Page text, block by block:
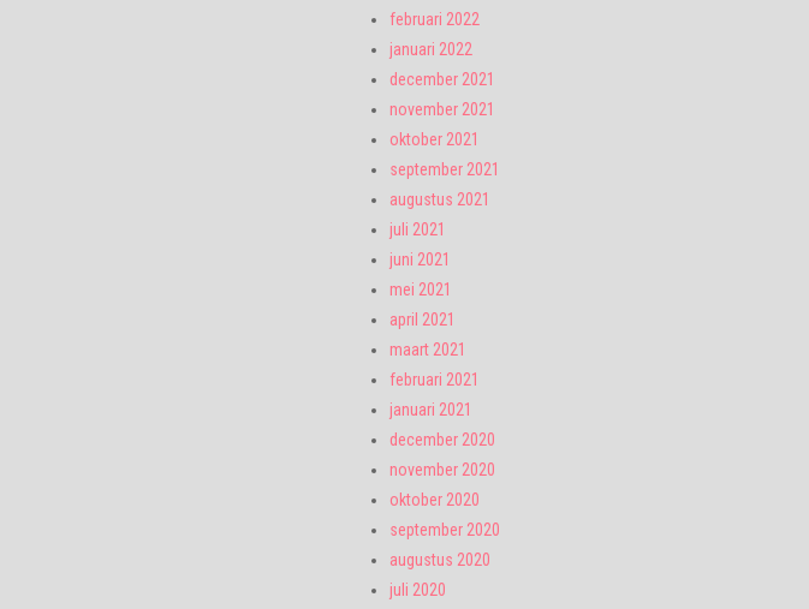
februari 2022
januari 2022
december 2021
november 2021
oktober 2021
september 2021
augustus 2021
juli 2021
juni 2021
mei 2021
april 2021
maart 2021
februari 2021
januari 2021
december 2020
november 2020
oktober 2020
september 2020
augustus 2020
juli 2020